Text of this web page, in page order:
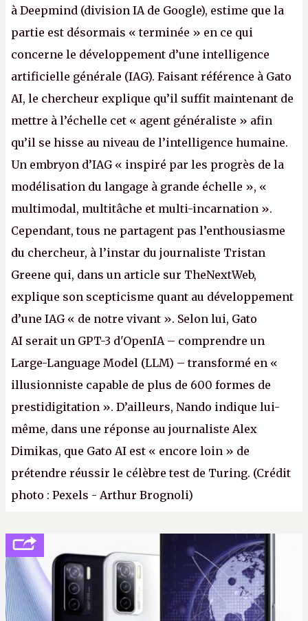
à Deepmind (division IA de Google), estime que la
partie est désormais « terminée » en ce qui
concerne le développement d’une intelligence
artificielle générale (IAG). Faisant référence à Gato
AI, le chercheur explique qu’il suffit maintenant de
mettre à l’échelle cet « agent généraliste » afin
qu’il se hisse au niveau de l’intelligence humaine.
Un embryon d’IAG « inspiré par les progrès de la
modélisation du langage à grande échelle », «
multimodal, multitâche et multi-incarnation ».
Cependant, tous ne partagent pas l’enthousiasme
du chercheur, à l’instar du journaliste Tristan
Greene qui, dans un article sur TheNextWeb,
explique son scepticisme quant au développement
d’une IAG « de notre vivant ». Selon lui, Gato
AI serait un GPT-3 d'OpenIA – comprendre un
Large-Language Model (LLM) – transformé en «
illusionniste capable de plus de 600 formes de
prestidigitation ». D’ailleurs, Nando indique lui-
même, dans une réponse au journaliste Alex
Dimikas, que Gato AI est « encore loin » de
prétendre réussir le célèbre test de Turing. (Crédit
photo : Pexels - Arthur Brognoli)